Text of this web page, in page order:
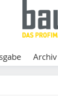
Archiv